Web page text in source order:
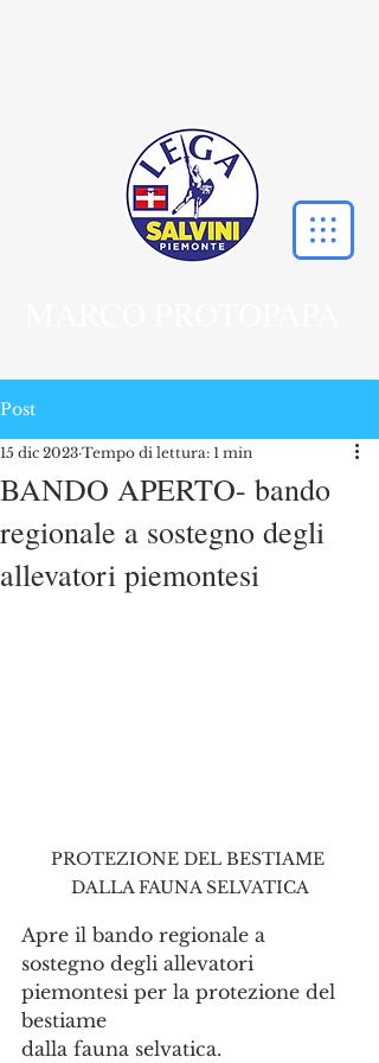
Post
BANDO APERTO- bando
regionale a sostegno degli
allevatori piemontesi
15 dic 2023 Tempo di lettura: 1 min
PROTEZIONE DEL BESTIAME
DALLA FAUNA SELVATICA
Apre il bando regionale a
sostegno degli allevatori
piemontesi per la protezione del
bestiame
dalla fauna selvatica.